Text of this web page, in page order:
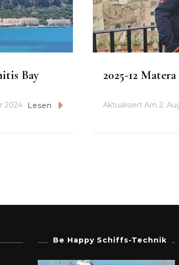
Bay
2024 Lesen
2025-12 Matera
Aktualisiert Am 2.
Be Happy Schiffs-Technik